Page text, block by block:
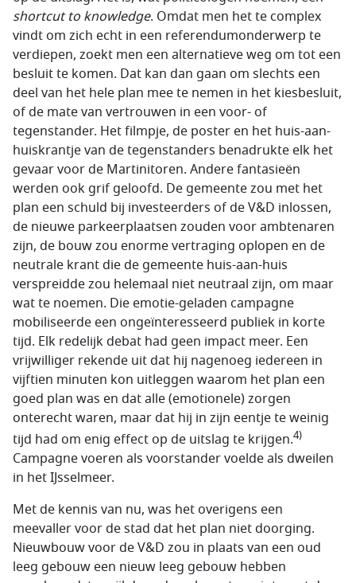
shortcut to knowledge. Omdat men het te complex
vindt om zich echt in een referendumonderwerp te
verdiepen, zoekt men een alternatieve weg om tot een
besluit te komen. Dat kan dan gaan om slechts een
deel van het hele plan mee te nemen in het kiesbesluit,
of de mate van vertrouwen in een voor- of
tegenstander. Het filmpje, de poster en het huis-aan-
huiskrantje van de tegenstanders benadrukte elk het
gevaar voor de Martinitoren. Andere fantasieën
werden ook grif geloofd. De gemeente zou met het
plan een schuld bij investeerders of de V&D inlossen,
de nieuwe parkeerplaatsen zouden voor ambtenaren
zijn, de bouw zou enorme vertraging oplopen en de
neutrale krant die de gemeente huis-aan-huis
verspreidde zou helemaal niet neutraal zijn, om maar
wat te noemen. Die emotie-geladen campagne
mobiliseerde een ongeïnteresseerd publiek in korte
tijd. Elk redelijk debat had geen impact meer. Een
vrijwilliger rekende uit dat hij nagenoeg iedereen in
vijftien minuten kon uitleggen waarom het plan een
goed plan was en dat alle (emotionele) zorgen
onterecht waren, maar dat hij in zijn eentje te weinig
tijd had om enig effect op de uitslag te krijgen.4)
Campagne voeren als voorstander voelde als dweilen
in het IJsselmeer.
Met de kennis van nu, was het overigens een
meevaller voor de stad dat het plan niet doorging.
Nieuwbouw voor de V&D zou in plaats van een oud
leeg gebouw een nieuw leeg gebouw hebben